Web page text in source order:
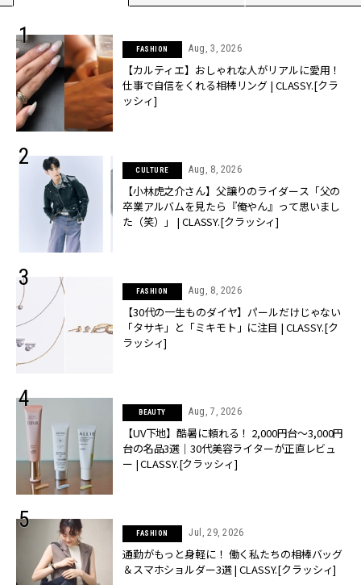
FASHION Aug, 3, 2026
【カルティエ】おしゃれな人がリアルに愛用！
仕事で自信をくれる相棒リング | CLASSY.[クラ
ッシィ]
CULTURE Aug, 8, 2026
【小林虎之介さん】父譲りのライダース「父の
卒業アルバムを見たら『俺やん』って思いまし
た（笑）」 | CLASSY.[クラッシィ]
FASHION Aug, 8, 2026
【30代の一生ものダイヤ】パールだけじゃない
「タサキ」と「ミキモト」に注目 | CLASSY.[ク
ラッシィ]
BEAUTY Aug, 7, 2026
【UV下地】酷暑に頼れる！ 2,000円台〜3,000円
台の名品3選｜30代美容ライターが正直レビュ
ー | CLASSY.[クラッシィ]
FASHION Jul, 29, 2026
通勤がもっと身軽に！ 働く私たちの相棒バッグ
＆スマホショルダー3選 | CLASSY.[クラッシィ]